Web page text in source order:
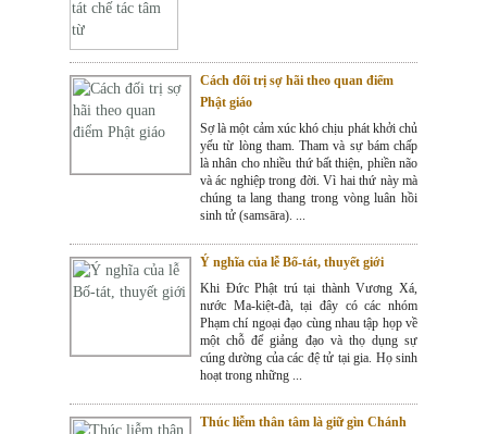
Cách đối trị sợ hãi theo quan điểm
Phật giáo
Sợ là một cảm xúc khó chịu phát khởi chủ
yếu từ lòng tham. Tham và sự bám chấp
là nhân cho nhiều thứ bất thiện, phiền não
và ác nghiệp trong đời. Vì hai thứ này mà
chúng ta lang thang trong vòng luân hồi
sinh tử (samsāra). ...
Ý nghĩa của lễ Bố-tát, thuyết giới
Khi Đức Phật trú tại thành Vương Xá,
nước Ma-kiệt-đà, tại đây có các nhóm
Phạm chí ngoại đạo cùng nhau tập họp về
một chỗ để giảng đạo và thọ dụng sự
cúng dường của các đệ tử tại gia. Họ sinh
hoạt trong những ...
Thúc liễm thân tâm là giữ gìn Chánh